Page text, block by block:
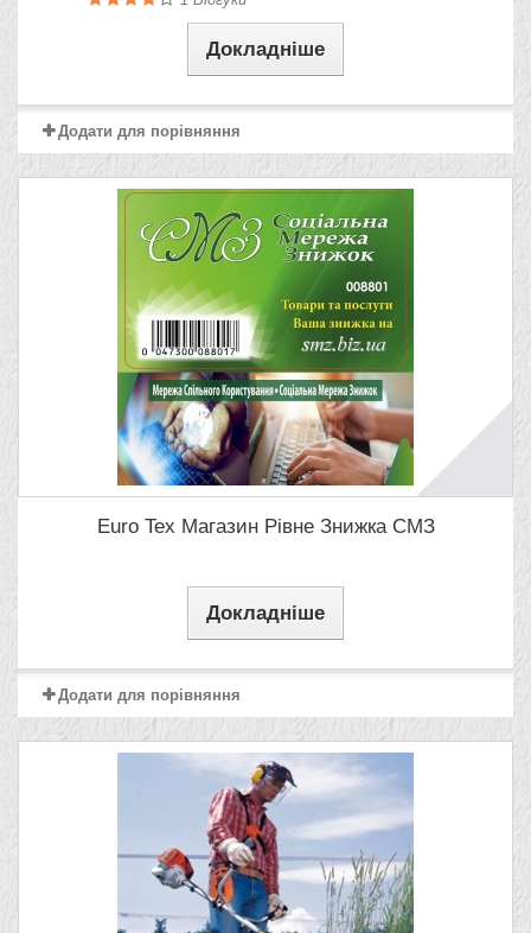
Докладніше
Додати для порівняння
Еuro Teх Магазин Рівне Знижка СМЗ
Докладніше
Додати для порівняння